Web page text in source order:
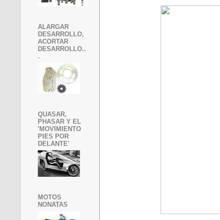
ALARGAR
DESARROLLO,
ACORTAR
DESARROLLO..
.
QUASAR,
PHASAR Y EL
'MOVIMIENTO
PIES POR
DELANTE'
MOTOS
NONATAS